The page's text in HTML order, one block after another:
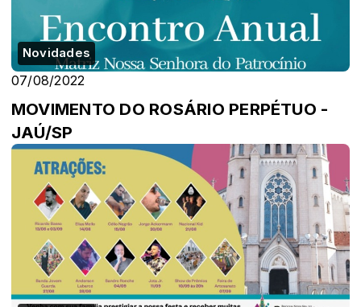
Novidades
07/08/2022
MOVIMENTO DO ROSÁRIO PERPÉTUO -
JAÚ/SP